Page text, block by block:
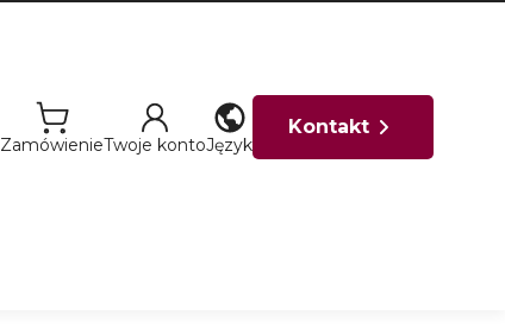
ZamówienieTwoje kontoJęzyk
Kontakt